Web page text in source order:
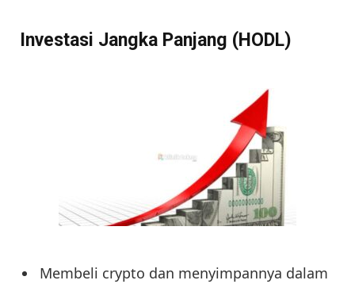
Investasi Jangka Panjang (HODL)
Membeli crypto dan menyimpannya dalam